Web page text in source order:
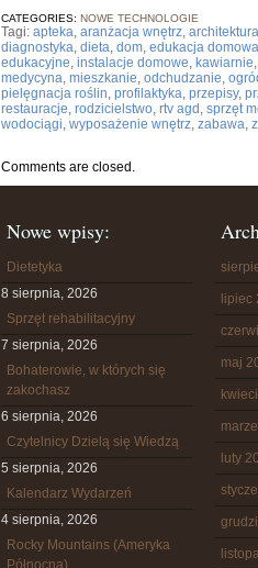
CATEGORIES: NOWE TECHNOLOGIE
Tagi: apteka, aranżacja wnętrz, architektura
diagnostyka, dieta, dom, edukacja domowa
edukacyjne, instalacje domowe, kawiarnie,
medycyna, mieszkanie, odchudzanie,
pielęgnacja roślin, profilaktyka, przepisy,
restauracje, rodzicielstwo, rtv agd , sprzęt
wodociągi, wyposażenie wnętrz, zabawa,
Comments are closed.
Nowe wpisy:
Dietetyka
8 sierpnia, 2026
Sprzęt rehabilitacyjny
7 sierpnia, 2026
Bohaterowie, w których się
zakochasz
6 sierpnia, 2026
Czytelnicy Dzielą się Wiedzą
5 sierpnia, 2026
Kalendarz Wydarzeń
4 sierpnia, 2026
Rocky Mountains (Ameryka
Północna)
lipiec
maj
luty